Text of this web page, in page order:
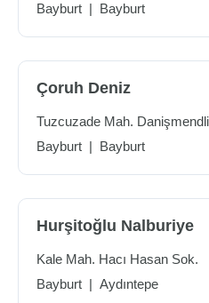
Bayburt | Bayburt
Çoruh Deniz
Tuzcuzade Mah.
Bayburt | Bayburt
Hurşitoğlu Nalburiye
Kale Mah. Hacı Hasan Sok.
Bayburt | Aydıntepe